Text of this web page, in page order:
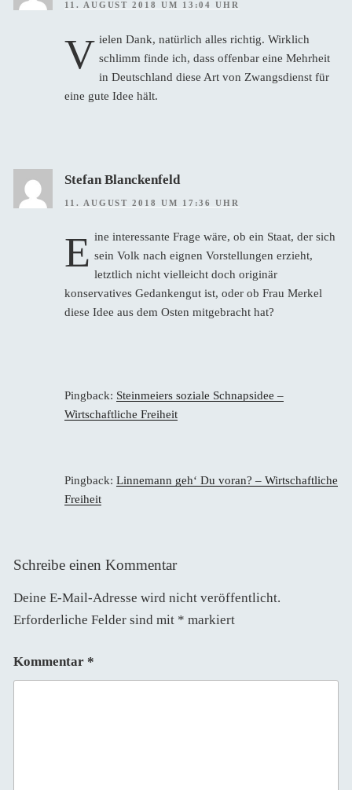
11. AUGUST 2018 UM 13:04 UHR
V ielen Dank, natürlich alles richtig. Wirklich
schlimm finde ich, dass offenbar eine Mehrheit
in Deutschland diese Art von Zwangsdienst für
eine gute Idee hält.
Stefan Blanckenfeld
11. AUGUST 2018 UM 17:36 UHR
E ine interessante Frage wäre, ob ein Staat, der sich
sein Volk nach eignen Vorstellungen erzieht,
letztlich nicht vielleicht doch originär
konservatives Gedankengut ist, oder ob Frau Merkel
diese Idee aus dem Osten mitgebracht hat?
Pingback: Steinmeiers soziale Schnapsidee –
Wirtschaftliche Freiheit
Pingback: Linnemann geh‘ Du voran? – Wirtschaftliche
Freiheit
Schreibe einen Kommentar
Deine E-Mail-Adresse wird nicht veröffentlicht.
Erforderliche Felder sind mit * markiert
Kommentar *